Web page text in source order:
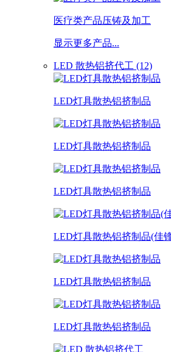
医疗类产品压铸及加工
显示更多产品...
LED 散热铝挤代工 (12)
LED灯具散热铝挤制品
LED灯具散热铝挤制品
LED灯具散热铝挤制品
LED灯具散热铝挤制品(佳
LED灯具散热铝挤制品
LED灯具散热铝挤制品